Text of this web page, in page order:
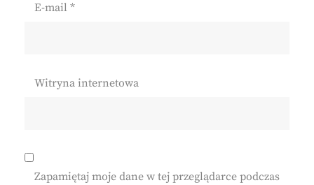
E-mail *
Witryna internetowa
Zapamiętaj moje dane w tej przeglądarce podczas